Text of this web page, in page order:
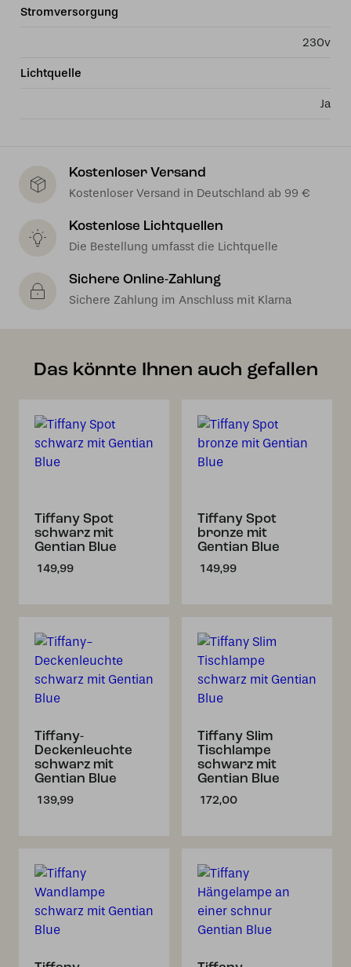
Stromversorgung
230v
Lichtquelle
Ja
Kostenloser Versand
Kostenloser Versand in Deutschland ab 99 €
Kostenlose Lichtquellen
Die Bestellung umfasst die Lichtquelle
Sichere Online-Zahlung
Sichere Zahlung im Anschluss mit Klarna
Das könnte Ihnen auch gefallen
Tiffany Spot
schwarz mit
Gentian Blue
149,99
Tiffany Spot
bronze mit
Gentian Blue
149,99
Tiffany-
Deckenleuchte
schwarz mit
Gentian Blue
139,99
Tiffany Slim
Tischlampe
schwarz mit
Gentian Blue
172,00